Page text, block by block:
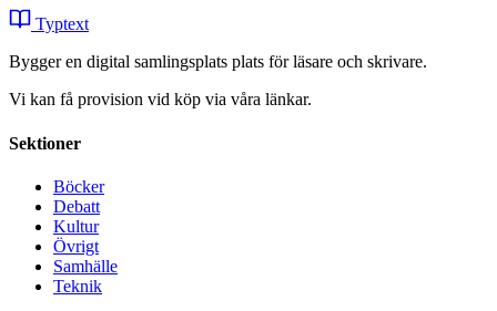
Typtext
Bygger en digital samlingsplats plats för läsare och skrivare.
Vi kan få provision vid köp via våra länkar.
Sektioner
Böcker
Debatt
Kultur
Övrigt
Samhälle
Teknik